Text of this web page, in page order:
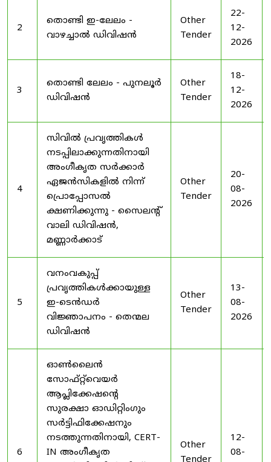
2
തൊണ്ടി ഇ-ലേലം -
വാഴച്ചാൽ ഡിവിഷൻ
Other
Tender
22-
12-
2026
3
തൊണ്ടി ലേലം - പുനലൂർ
ഡിവിഷൻ
Other
Tender
18-
12-
2026
4
സിവിൽ പ്രവൃത്തികൾ
നടപ്പിലാക്കുന്നതിനായി
അംഗീകൃത സർക്കാർ
ഏജൻസികളിൽ നിന്ന്
പ്രൊപ്പോസൽ
ക്ഷണിക്കുന്നു - സൈലന്റ്
വാലി ഡിവിഷൻ,
മണ്ണാർക്കാട്
Other
Tender
20-
08-
2026
5
വനംവകുപ്പ്
പ്രവൃത്തികൾക്കായുള്ള
ഇ-ടെൻഡർ
വിജ്ഞാപനം - തെന്മല
ഡിവിഷൻ
Other
Tender
13-
08-
2026
6
ഓൺലൈൻ
സോഫ്റ്റ്‌വെയർ
ആപ്ലിക്കേഷന്റെ
സുരക്ഷാ ഓഡിറ്റിംഗും
സർട്ടിഫിക്കേഷനും
നടത്തുന്നതിനായി, CERT-
IN അംഗീകൃത
Other
12-
08-